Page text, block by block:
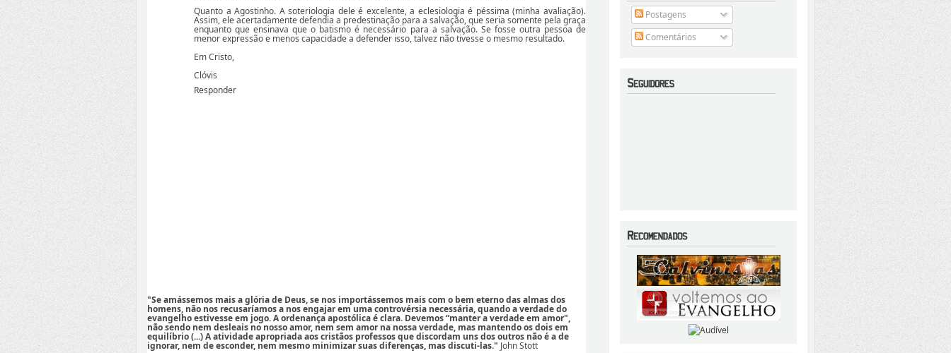
Postagens
Comentários
Quanto a Agostinho. A soteriologia dele é excelente, a eclesiologia é péssima (minha avaliação).
Assim, ele acertadamente defendia a predestinação para a salvação, que seria somente pela graça
enquanto que ensinava que o batismo é necessário para a salvação. Se fosse outra pessoa de
menor expressão e menos capacidade a defender isso, talvez não tivesse o mesmo resultado.
Em Cristo,
Clóvis
Responder
"Se amássemos mais a glória de Deus, se nos importássemos mais com o bem eterno das almas dos
homens, não nos recusaríamos a nos engajar em uma controvérsia necessária, quando a verdade do
evangelho estivesse em jogo. A ordenança apostólica é clara. Devemos “manter a verdade em amor",
não sendo nem desleais no nosso amor, nem sem amor na nossa verdade, mas mantendo os dois em
equilíbrio (...) A atividade apropriada aos cristãos professos que discordam uns dos outros não é a de
ignorar, nem de esconder, nem mesmo minimizar suas diferenças, mas discuti-las." John Stott